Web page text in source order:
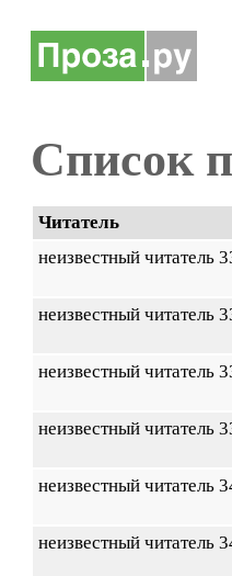
Список
Читатель
неизвестный читатель
неизвестный читатель
неизвестный читатель
неизвестный читатель
неизвестный читатель
неизвестный читатель